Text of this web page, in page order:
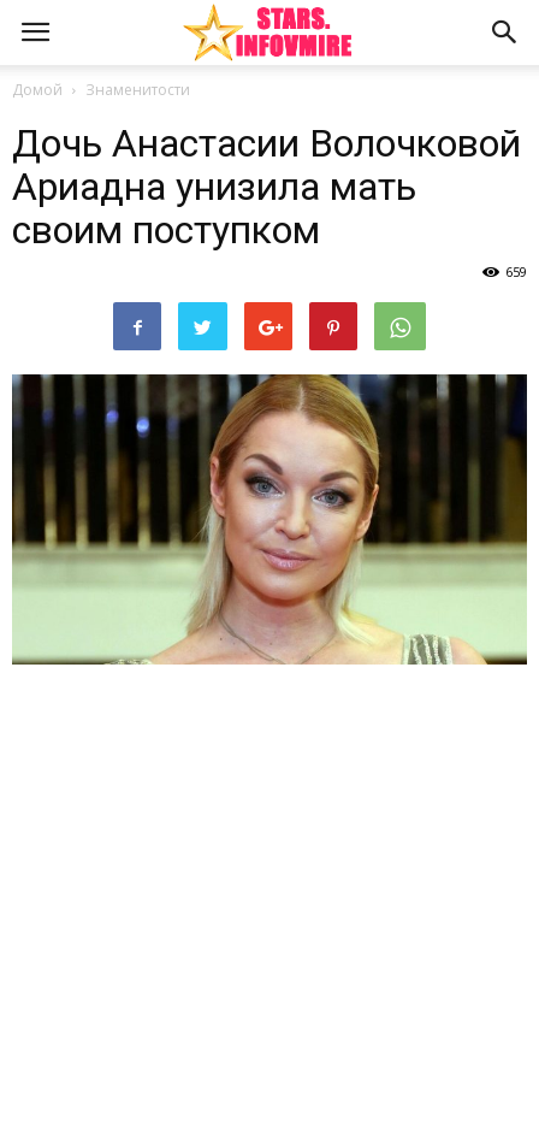
Домой Знаменитости
Дочь Анастасии Волочковой
Ариадна унизила мать
своим поступком
659